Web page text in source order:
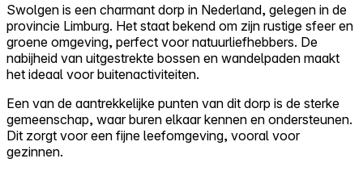
Swolgen is een charmant dorp in Nederland, gelegen in de
provincie Limburg. Het staat bekend om zijn rustige sfeer en
groene omgeving, perfect voor natuurliefhebbers. De
nabijheid van uitgestrekte bossen en wandelpaden maakt
het ideaal voor buitenactiviteiten.
Een van de aantrekkelijke punten van dit dorp is de sterke
gemeenschap, waar buren elkaar kennen en ondersteunen.
Dit zorgt voor een fijne leefomgeving, vooral voor
gezinnen.